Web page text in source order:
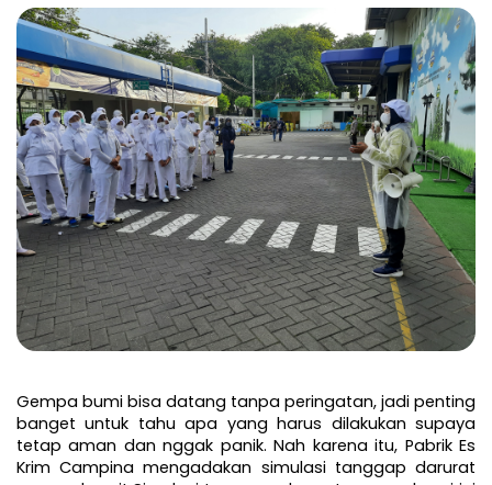
Gempa bumi bisa datang tanpa peringatan, jadi penting
banget untuk tahu apa yang harus dilakukan supaya
tetap aman dan nggak panik. Nah karena itu, Pabrik Es
Krim Campina mengadakan simulasi tanggap darurat